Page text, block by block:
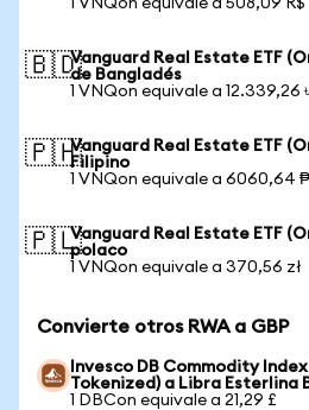
1 VNQon equivale a 508,09 R$
🇧🇩Vanguard Real Estate ETF
de Bangladés
1 VNQon equivale a 12.339,26 ৳
🇵🇭Vanguard Real Estate ETF
Filipino
1 VNQon equivale a 6060,64 ₱
🇵🇱Vanguard Real Estate ETF
polaco
1 VNQon equivale a 370,56 zł
Convierte otros RWA a GBP
Invesco DB Commodity
Tokenized) a Libra Esterlina
1 DBCon equivale a 21,29 £